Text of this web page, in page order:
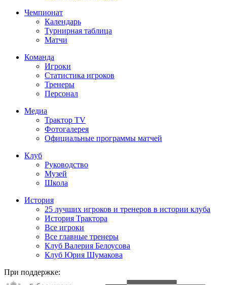
Чемпионат
Календарь
Турнирная таблица
Матчи
Команда
Игроки
Статистика игроков
Тренеры
Персонал
Медиа
Трактор TV
Фотогалерея
Официальные программы матчей
Клуб
Руководство
Музей
Школа
История
25 лучших игроков и тренеров в истории клуба
История Трактора
Все игроки
Все главные тренеры
Клуб Валерия Белоусова
Клуб Юрия Шумакова
При поддержке: